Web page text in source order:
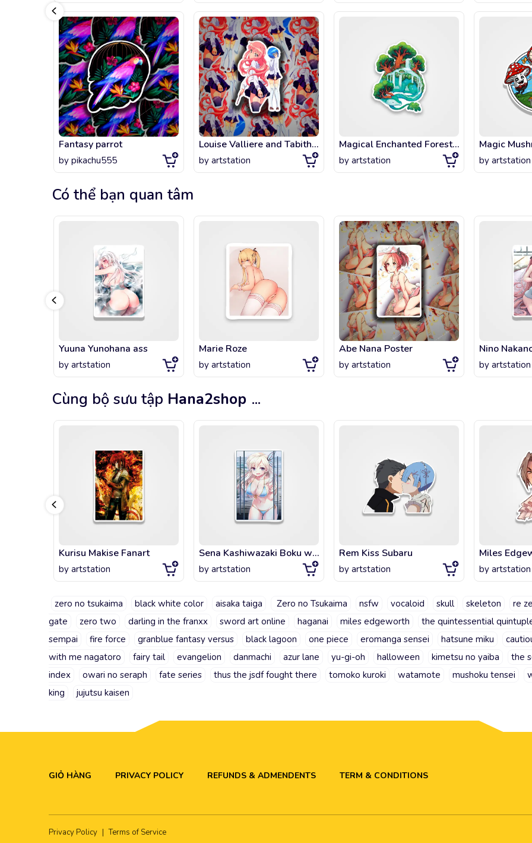
Fantasy parrot
by pikachu555
Louise Valliere and Tabitha Cute Girls
by artstation
Magical Enchanted Forest Dragon
by artstation
Magic
by artstation
Có thể bạn quan tâm
Yuuna Yunohana ass
by artstation
Marie Roze
by artstation
Abe Nana Poster
by artstation by artstation
Cùng bộ sưu tập Hana2shop ...
Kurisu Makise Fanart
by artstation
Sena Kashiwazaki Boku wa Tomodachi ga Sukunai
by artstation
Rem Kiss Subaru
by artstation
Miles
by artstation
zero no tsukaima black white color aisaka taiga Zero no Tsukaima nsfw vocaloid skull skeleton re
gate
zero two darling in the franxx sword art online haganai miles edgeworth the quintessential
sempai
fire force granblue fantasy versus black lagoon one piece eromanga sensei hatsune miku
with me nagatoro
fairy tail evangelion danmachi azur lane yu-gi-oh halloween kimetsu no yaiba the
index
owari no seraph fate series thus the jsdf fought there tomoko kuroki watamote mushoku tensei
king
jujutsu kaisen
GIỎ HÀNG PRIVACY POLICY REFUNDS & ADMENDENTS TERM & CONDITIONS
Privacy Policy | Terms of Service